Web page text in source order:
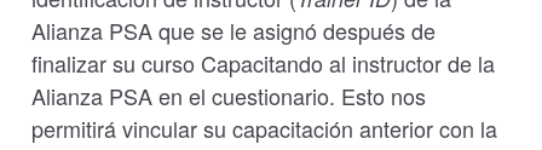
Alianza PSA que se le asignó después de
finalizar su curso Capacitando al instructor de la
Alianza PSA en el cuestionario. Esto nos
permitirá vincular su capacitación anterior con la